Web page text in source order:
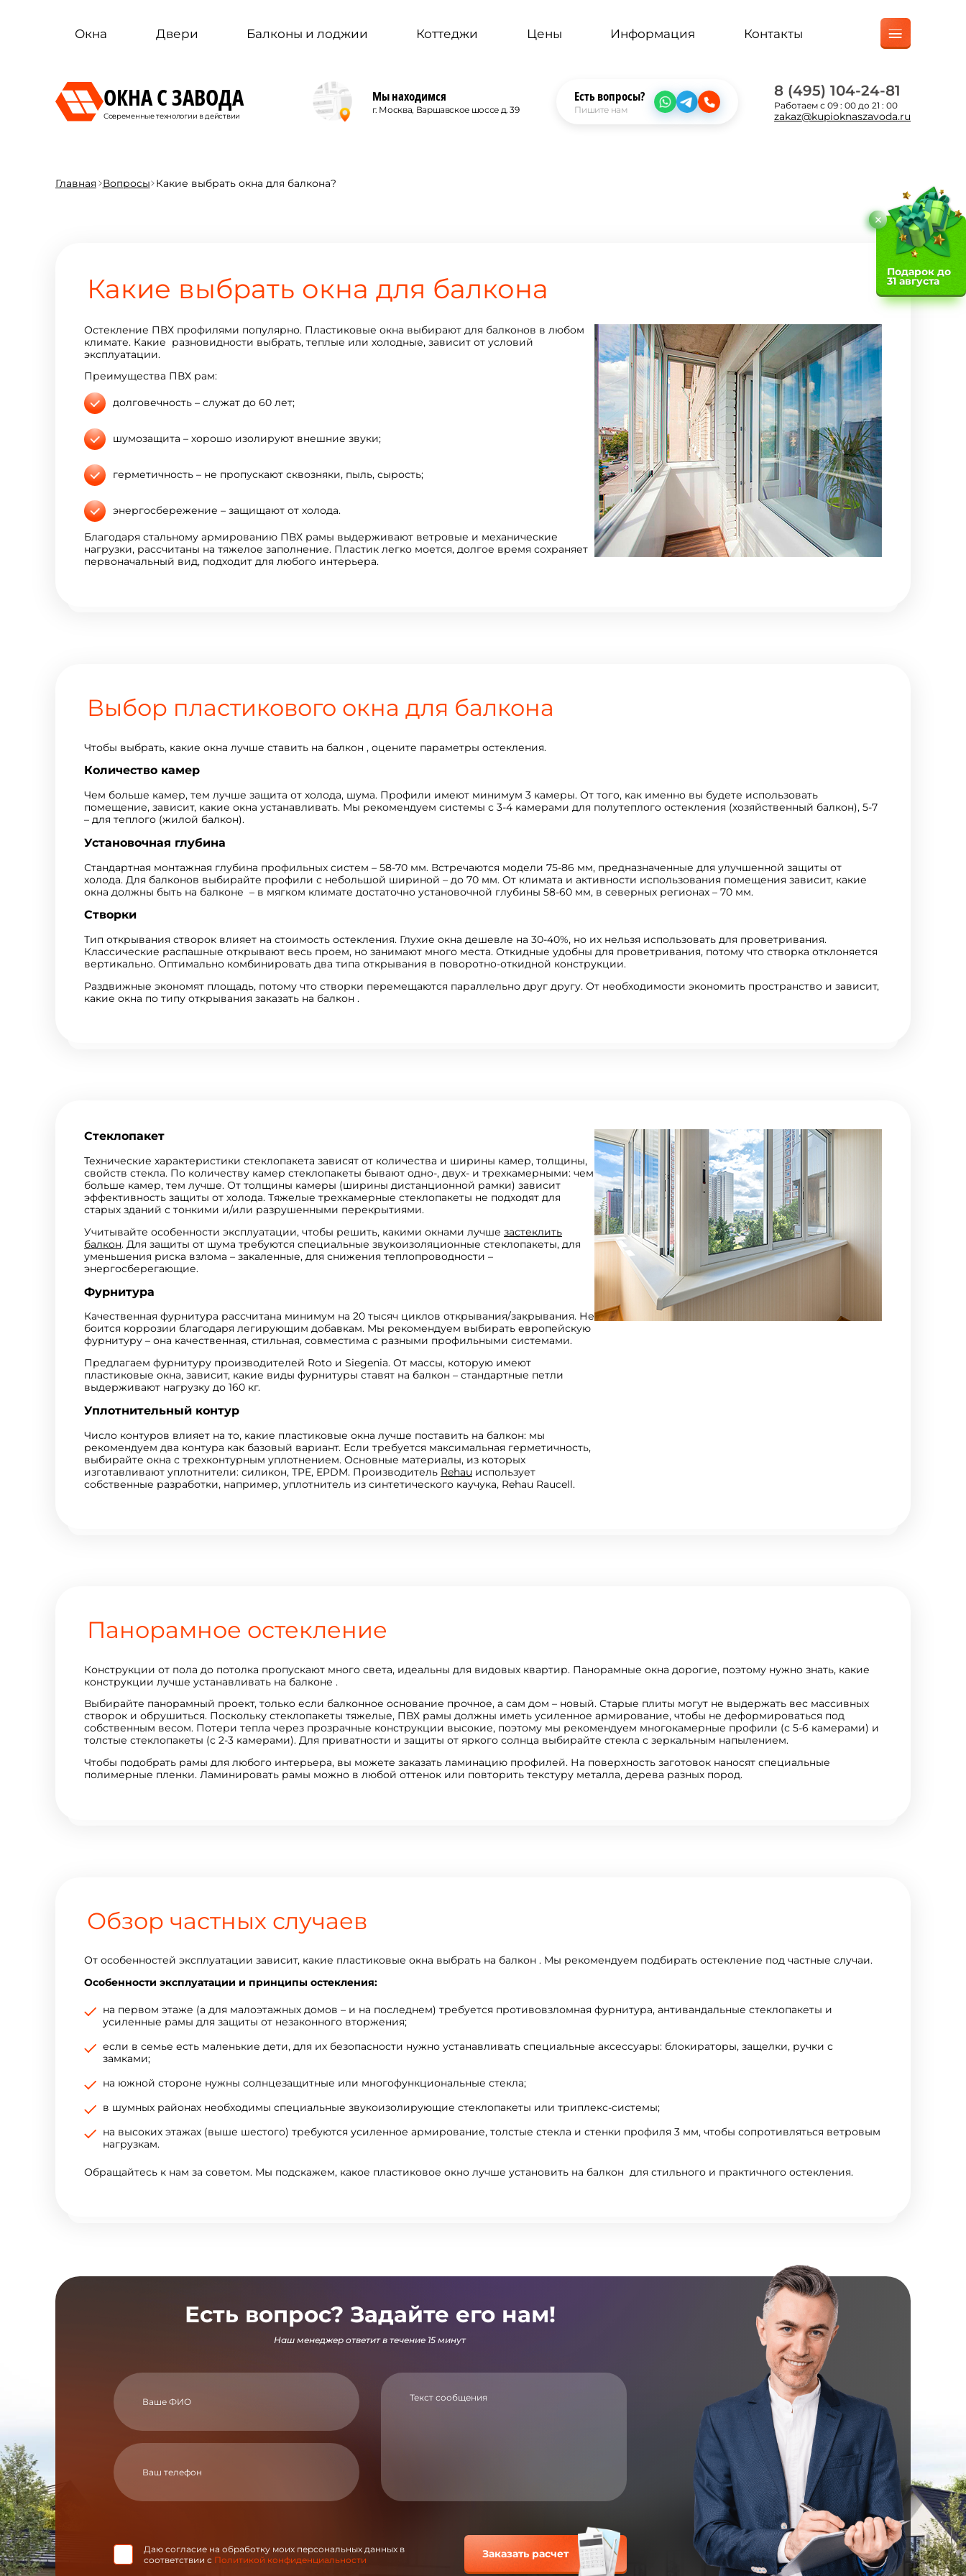
Окна Двери Балконы и лоджии Коттеджи Цены Информация Контакты
ОКНА С ЗАВОДА
Современные технологии в действии
Мы находимся
г. Москва, Варшавское шоссе д. 39
Есть вопросы?
Пишите нам
8 (495) 104-24-81
Работаем с 09 : 00 до 21 : 00
zakaz@kupioknaszavoda.ru
Главная Вопросы Какие выбрать окна для балкона?
Какие выбрать окна для балкона
Остекление ПВХ профилями популярно. Пластиковые окна выбирают для балконов в любом
климате. Какие разновидности выбрать, теплые или холодные, зависит от условий
эксплуатации.
Преимущества ПВХ рам:
долговечность – служат до 60 лет;
шумозащита – хорошо изолируют внешние звуки;
герметичность – не пропускают сквозняки, пыль, сырость;
энергосбережение – защищают от холода.
Благодаря стальному армированию ПВХ рамы выдерживают ветровые и механические
нагрузки, рассчитаны на тяжелое заполнение. Пластик легко моется, долгое время сохраняет
первоначальный вид, подходит для любого интерьера.
Выбор пластикового окна для балкона
Чтобы выбрать, какие окна лучше ставить на балкон , оцените параметры остекления.
Количество камер
Чем больше камер, тем лучше защита от холода, шума. Профили имеют минимум 3 камеры. От того, как именно вы будете использовать
помещение, зависит, какие окна устанавливать. Мы рекомендуем системы с 3-4 камерами для полутеплого остекления (хозяйственный балкон), 5-7
– для теплого (жилой балкон).
Установочная глубина
Стандартная монтажная глубина профильных систем – 58-70 мм. Встречаются модели 75-86 мм, предназначенные для улучшенной защиты от
холода. Для балконов выбирайте профили с небольшой шириной – до 70 мм. От климата и активности использования помещения зависит, какие
окна должны быть на балконе – в мягком климате достаточно установочной глубины 58-60 мм, в северных регионах – 70 мм.
Створки
Тип открывания створок влияет на стоимость остекления. Глухие окна дешевле на 30-40%, но их нельзя использовать для проветривания.
Классические распашные открывают весь проем, но занимают много места. Откидные удобны для проветривания, потому что створка отклоняется
вертикально. Оптимально комбинировать два типа открывания в поворотно-откидной конструкции.
Раздвижные экономят площадь, потому что створки перемещаются параллельно друг другу. От необходимости экономить пространство и зависит,
какие окна по типу открывания заказать на балкон .
Стеклопакет
Технические характеристики стеклопакета зависят от количества и ширины камер, толщины,
свойств стекла. По количеству камер стеклопакеты бывают одно-, двух- и трехкамерными: чем
больше камер, тем лучше. От толщины камеры (ширины дистанционной рамки) зависит
эффективность защиты от холода. Тяжелые трехкамерные стеклопакеты не подходят для
старых зданий с тонкими и/или разрушенными перекрытиями.
Учитывайте особенности эксплуатации, чтобы решить, какими окнами лучше застеклить
балкон. Для защиты от шума требуются специальные звукоизоляционные стеклопакеты, для
уменьшения риска взлома – закаленные, для снижения теплопроводности –
энергосберегающие.
Фурнитура
Качественная фурнитура рассчитана минимум на 20 тысяч циклов открывания/закрывания. Не
боится коррозии благодаря легирующим добавкам. Мы рекомендуем выбирать европейскую
фурнитуру – она качественная, стильная, совместима с разными профильными системами.
Предлагаем фурнитуру производителей Roto и Siegenia. От массы, которую имеют
пластиковые окна, зависит, какие виды фурнитуры ставят на балкон – стандартные петли
выдерживают нагрузку до 160 кг.
Уплотнительный контур
Число контуров влияет на то, какие пластиковые окна лучше поставить на балкон: мы
рекомендуем два контура как базовый вариант. Если требуется максимальная герметичность,
выбирайте окна с трехконтурным уплотнением. Основные материалы, из которых
изготавливают уплотнители: силикон, TPE, EPDM. Производитель Rehau использует
собственные разработки, например, уплотнитель из синтетического каучука, Rehau Raucell.
Панорамное остекление
Конструкции от пола до потолка пропускают много света, идеальны для видовых квартир. Панорамные окна дорогие, поэтому нужно знать, какие
конструкции лучше устанавливать на балконе .
Выбирайте панорамный проект, только если балконное основание прочное, а сам дом – новый. Старые плиты могут не выдержать вес массивных
створок и обрушиться. Поскольку стеклопакеты тяжелые, ПВХ рамы должны иметь усиленное армирование, чтобы не деформироваться под
собственным весом. Потери тепла через прозрачные конструкции высокие, поэтому мы рекомендуем многокамерные профили (с 5-6 камерами) и
толстые стеклопакеты (с 2-3 камерами). Для приватности и защиты от яркого солнца выбирайте стекла с зеркальным напылением.
Чтобы подобрать рамы для любого интерьера, вы можете заказать ламинацию профилей. На поверхность заготовок наносят специальные
полимерные пленки. Ламинировать рамы можно в любой оттенок или повторить текстуру металла, дерева разных пород.
Обзор частных случаев
От особенностей эксплуатации зависит, какие пластиковые окна выбрать на балкон . Мы рекомендуем подбирать остекление под частные случаи.
Особенности эксплуатации и принципы остекления:
на первом этаже (а для малоэтажных домов – и на последнем) требуется противовзломная фурнитура, антивандальные стеклопакеты и
усиленные рамы для защиты от незаконного вторжения;
если в семье есть маленькие дети, для их безопасности нужно устанавливать специальные аксессуары: блокираторы, защелки, ручки с
замками;
на южной стороне нужны солнцезащитные или многофункциональные стекла;
в шумных районах необходимы специальные звукоизолирующие стеклопакеты или триплекс-системы;
на высоких этажах (выше шестого) требуются усиленное армирование, толстые стекла и стенки профиля 3 мм, чтобы сопротивляться ветровым
нагрузкам.
Обращайтесь к нам за советом. Мы подскажем, какое пластиковое окно лучше установить на балкон для стильного и практичного остекления.
Есть вопрос? Задайте его нам!
Наш менеджер ответит в течение 15 минут
Даю согласие на обработку моих персональных данных в
соответствии с Политикой конфиденциальности Заказать расчет
Подарок до
31 августа